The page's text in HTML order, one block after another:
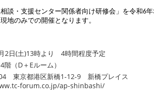
談・支援センター関係者向け研修会」を令和6年
地のみでの開催となります。
2日(土)13時より 4時間程度予定
（D＋Eルーム）
都港区新橋1-12-9 新橋プレイス
forum.co.jp/ap-shinbashi/